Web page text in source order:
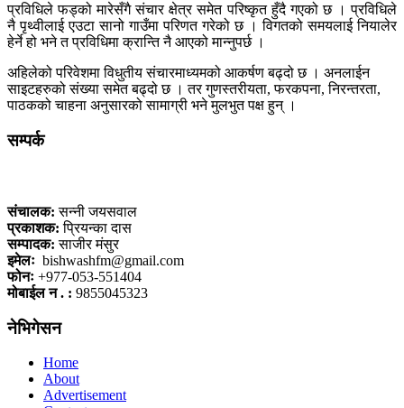
प्रविधिले फड्को मारेसँगै संचार क्षेत्र समेत परिष्कृत हुँदै गएको छ । प्रविधिले
नै पृथ्वीलाई एउटा सानो गाउँमा परिणत गरेको छ । विगतको समयलाई नियालेर
हेर्ने हो भने त प्रविधिमा क्रान्ति नै आएको मान्नुपर्छ ।
अहिलेको परिवेशमा विधुतीय संचारमाध्यमको आकर्षण बढ्दो छ । अनलाईन
साइटहरुको संख्या समेत बढ्दो छ । तर गुणस्तरीयता, फरकपना, निरन्तरता,
पाठकको चाहना अनुसारको सामाग्री भने मुलभुत पक्ष हुन् ।
सम्पर्क
संचालक: सन्नी जयसवाल
प्रकाशक: प्रियन्का दास
सम्पादक: साजीर मंसुर
इमेलः bishwashfm@gmail.com
फोनः +977-053-551404
मोबाईल न . : 9855045323
नेभिगेसन
Home
About
Advertisement